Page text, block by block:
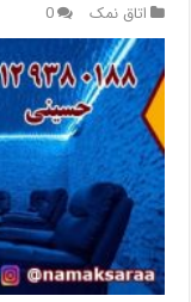
اتاق نمک 0